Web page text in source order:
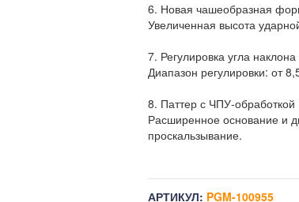
6. Новая чашеобразная
Увеличенная высота
7. Регулировка угла наклона
Диапазон регулировки: от
8. Паттер с ЧПУ-обработкой
Расширенное основание и
проскальзывание.
АРТИКУЛ: PGM-100955